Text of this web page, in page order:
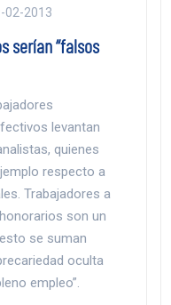
02-2013
serían “falsos
levantan
quienes
respecto a
Trabajadores a
son un
se suman
oculta
empleo”.